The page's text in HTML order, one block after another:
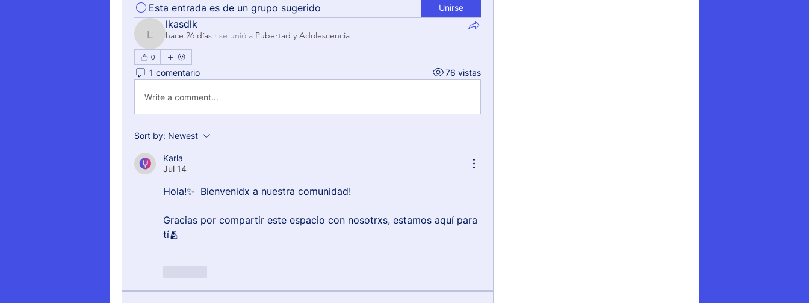
Esta entrada es de un grupo sugerido Unirse
lkasdlk
lkasdlk
hace 26 días · se unió a Pubertad y Adolescencia
0
1 comentario 76 vistas
Write a comment...
Sort by: Newest
Karla
Jul 14
Hola!✨  Bienvenidx a nuestra comunidad!
Gracias por compartir este espacio con nosotrxs, estamos aquí para
tí🫂